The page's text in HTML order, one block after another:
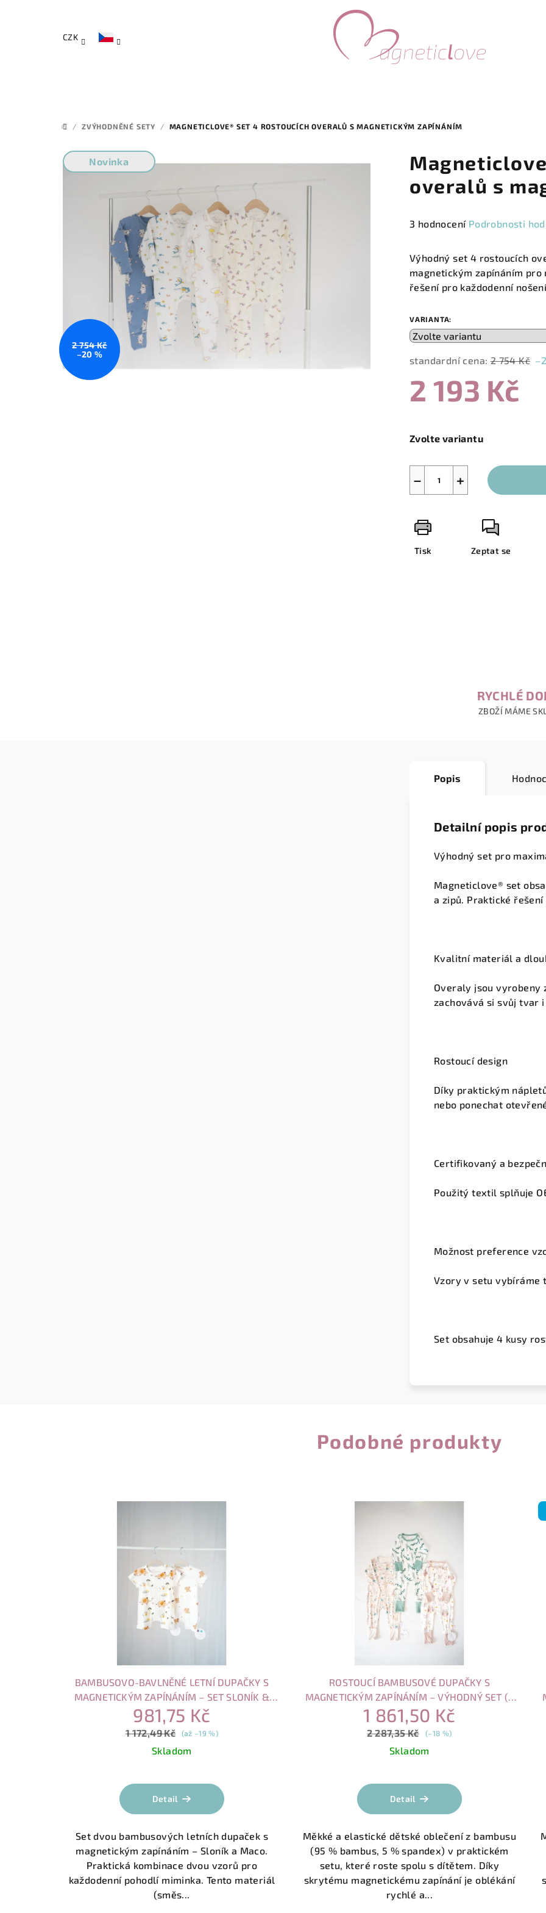
CZK
DOMŮ
/ ZVÝHODNĚNÉ SETY / MAGNETICLOVE® SET 4 ROSTOUCÍCH OVERALŮ S MAGNETICKÝM ZAPÍNÁNÍM
overalů s
Průměrné
produktu
je
5,0
hvězdiček.
3 hodnocení Podrobnosti
Výhodný set 4 rostoucích
magnetickým zapínáním
řešení pro každodenní
VARIANTA:
standardní cena: 2 754 Kč
2 193 Kč
cena:
Zvolte variantu
+
−
Tisk Zeptat se
Novinka
2 754 Kč
–20 %
RYCHLÉ
ZBOŽÍ MÁME
Popis
Detailní popis
Výhodný set pro
Magneticlove® set
a zipů. Praktické
Kvalitní materiál a
Overaly jsou vyrobeny
zachovává si svůj tvar
Rostoucí design
Díky praktickým
nebo ponechat
Certifikovaný a
Použitý textil splňuje
Možnost preference
Vzory v setu vybíráme
Set obsahuje 4 kusy
Podobné produkty
BAMBUSOVO-BAVLNĚNÉ LETNÍ DUPAČKY S
MAGNETICKÝM ZAPÍNÁNÍM – SET SLONÍK &
MACO
981,75 Kč
1 172,49 Kč (až –19 %)
Skladom
Detail
Set dvou bambusových letních dupaček s
magnetickým zapínáním – Sloník a Maco.
Praktická kombinace dvou vzorů pro
každodenní pohodlí miminka. Tento materiál
(směs...
ROSTOUCÍ BAMBUSOVÉ DUPAČKY S
MAGNETICKÝM ZAPÍNÁNÍM – VÝHODNÝ SET (3
KS)
1 861,50 Kč
2 287,35 Kč (–18 %)
Skladom
Detail
Měkké a elastické dětské oblečení z bambusu
(95 % bambus, 5 % spandex) v praktickém
setu, které roste spolu s dítětem. Díky
skrytému magnetickému zapínání je oblékání
rychlé a...